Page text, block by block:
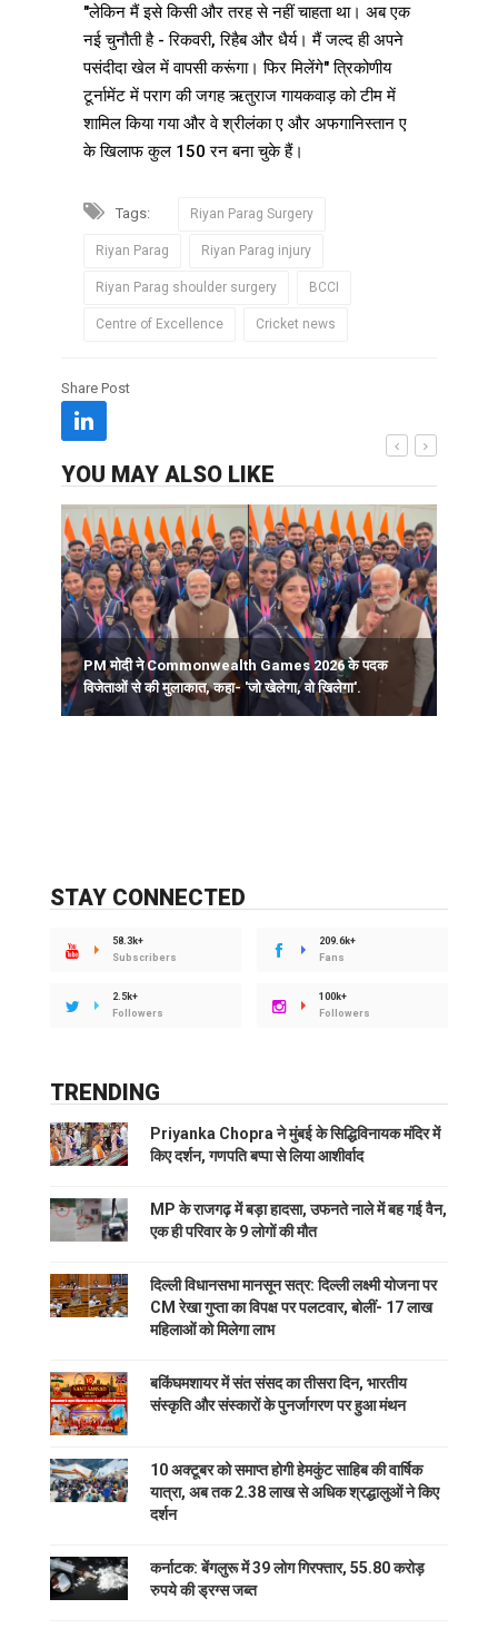
"लेकिन मैं इसे किसी और तरह से नहीं चाहता था। अब एक
नई चुनौती है - रिकवरी, रिहैब और धैर्य। मैं जल्द ही अपने
पसंदीदा खेल में वापसी करूंगा। फिर मिलेंगे" त्रिकोणीय
टूर्नामेंट में पराग की जगह ऋतुराज गायकवाड़ को टीम में
शामिल किया गया और वे श्रीलंका ए और अफगानिस्तान ए
के खिलाफ कुल 150 रन बना चुके हैं।
Tags: Riyan Parag Surgery
Riyan Parag Riyan Parag injury
Riyan Parag shoulder surgery BCCI
Centre of Excellence Cricket news
Share Post
YOU MAY ALSO LIKE
PM मोदी ने Commonwealth Games 2026 के पदक
विजेताओं से की मुलाकात, कहा- 'जो खेलेगा, वो खिलेगा'.
STAY CONNECTED
58.3k+
Subscribers
209.6k+
Fans
2.5k+
Followers
100k+
Followers
TRENDING
Priyanka Chopra ने मुंबई के सिद्धिविनायक मंदिर में
किए दर्शन, गणपति बप्पा से लिया आशीर्वाद
MP के राजगढ़ में बड़ा हादसा, उफनते नाले में बह गई वैन,
एक ही परिवार के 9 लोगों की मौत
दिल्ली विधानसभा मानसून सत्र: दिल्ली लक्ष्मी योजना पर
CM रेखा गुप्ता का विपक्ष पर पलटवार, बोलीं- 17 लाख
महिलाओं को मिलेगा लाभ
बकिंघमशायर में संत संसद का तीसरा दिन, भारतीय
संस्कृति और संस्कारों के पुनर्जागरण पर हुआ मंथन
10 अक्टूबर को समाप्त होगी हेमकुंट साहिब की वार्षिक
यात्रा, अब तक 2.38 लाख से अधिक श्रद्धालुओं ने किए
दर्शन
कर्नाटक: बेंगलुरू में 39 लोग गिरफ्तार, 55.80 करोड़
रुपये की ड्रग्स जब्त